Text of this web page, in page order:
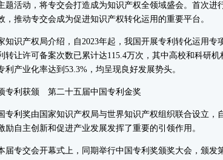
题活动，将专交会打造成为知识产权全领域盛会。首次进
，推动专交会成为促进知识产权转化运用的重要平台。
识产权局介绍，自2023年起，我国开展专利转化运用专
转让许可备案次数已累计达115.4万次，其中高校和科研
利产业化率达到53.3%，均呈现良好发展势头。
利获颁 第二十五届中国专利金奖
利奖由国家知识产权局与世界知识产权组织联合设立，
励自主创新和促进产业发展发挥了重要的引领作用。
专交会开幕式上，同期举行中国专利奖颁奖大会，颁发